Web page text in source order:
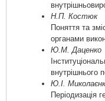
Н.П. Костюк
Поняття та
органами
Ю.М. Даценко
внутрішнього
Ю.І.
Періодизація